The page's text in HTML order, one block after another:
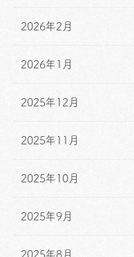
2026年2月
2026年1月
2025年12月
2025年11月
2025年10月
2025年9月
2025年8月